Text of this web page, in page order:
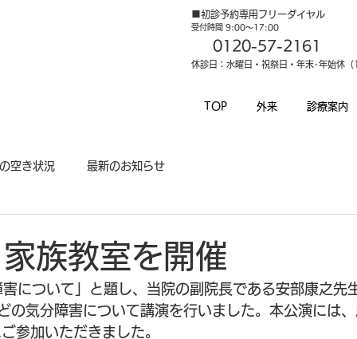
■初診予約専用フリーダイヤル
受付時間 9:00～17:00
0120-57-2161
休診日：水曜日・祝祭日・年末･年始休
TOP 外来 診療案内
空き状況 最新のお知らせ
族教室を開催
について」と題し、当院の副院長である安部康之先
の気分障害について講演を行いました。本公演には
参加いただきました。